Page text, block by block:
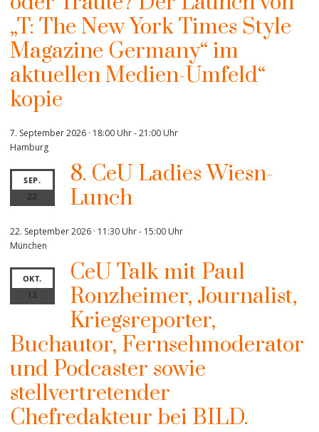
„T: The New York Times Style
Magazine Germany“ im
aktuellen Medien-Umfeld“
kopie
7. September 2026 · 18:00 Uhr-21:00 Uhr
Hamburg
SEP.
22
8. CeU Ladies Wiesn-
Lunch
22. September 2026 · 11:30 Uhr- 15:00 Uhr
München
OKT.
13
CeU Talk mit Paul
Ronzheimer, Journalist,
Kriegsreporter,
Buchautor, Fernsehmoderator
und Podcaster sowie
stellvertretender
Chefredakteur bei BILD.